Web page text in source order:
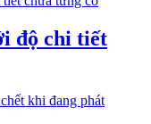
độ chi tiết